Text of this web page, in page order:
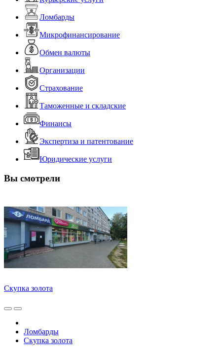
Ломбарды
Микрофинансирование
Обмен валюты
Организации
Страхование
Таможенные и складские
Финансы
Экспертиза и патентование
Юридические услуги
Вы смотрели
Скупка золота
Ломбарды
Скупка золота